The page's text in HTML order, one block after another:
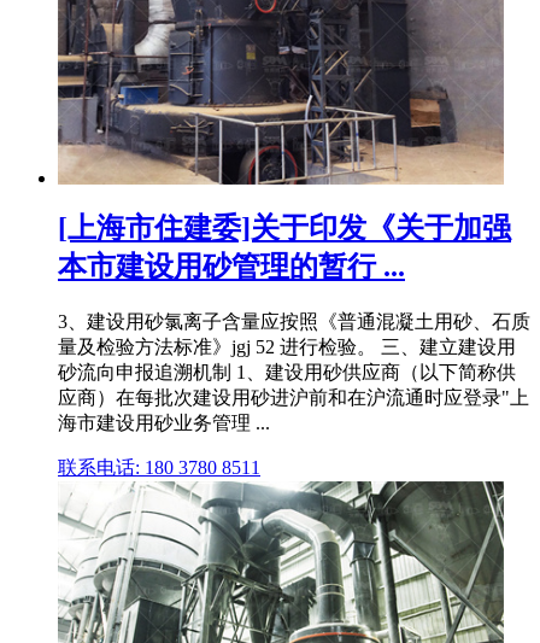
[上海市住建委]关于印发《关于加强
本市建设用砂管理的暂行 ...
3、建设用砂氯离子含量应按照《普通混凝土用砂、石质
量及检验方法标准》jgj 52 进行检验。 三、建立建设用
砂流向申报追溯机制 1、建设用砂供应商（以下简称供
应商）在每批次建设用砂进沪前和在沪流通时应登录"上
海市建设用砂业务管理 ...
联系电话: 180 3780 8511